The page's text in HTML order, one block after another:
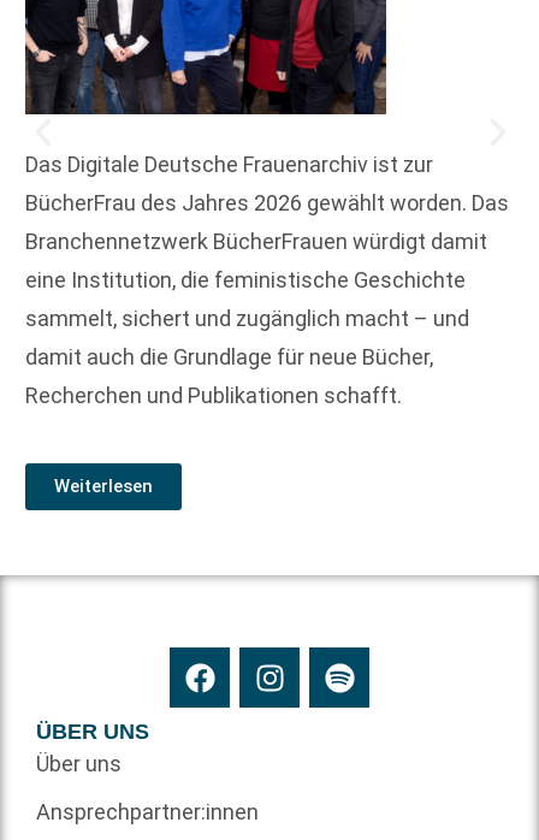
Das Digitale Deutsche Frauenarchiv ist zur
BücherFrau des Jahres 2026 gewählt worden. Das
Branchennetzwerk BücherFrauen würdigt damit
eine Institution, die feministische Geschichte
sammelt, sichert und zugänglich macht – und
damit auch die Grundlage für neue Bücher,
Recherchen und Publikationen schafft.
Weiterlesen
ÜBER UNS
Über uns
Ansprechpartner:innen